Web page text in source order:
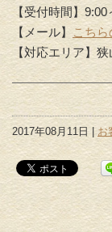
【受付時間】9:00
【メール】
こち
【対応エリア】
2017年08月11日 | お